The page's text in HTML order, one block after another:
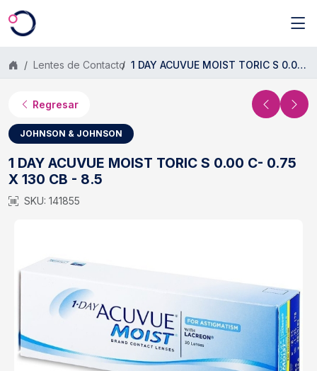
Saltar al contenido principal
Lentes de Contacto 1 DAY ACUVUE MOIST TORIC S 0.00 C- 0.75 X 130 CB - 8.5
Regresar
JOHNSON & JOHNSON
1 DAY ACUVUE MOIST TORIC S 0.00 C- 0.75
X 130 CB - 8.5
SKU: 141855